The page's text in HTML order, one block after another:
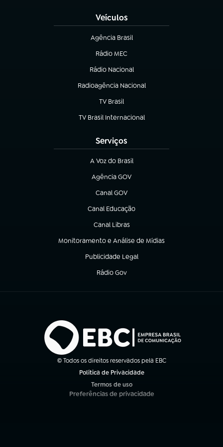
Veículos
Agência Brasil
(abre em nova aba)
Rádio MEC
(abre em nova aba)
Rádio Nacional
Radioagência Nacional
(abre em nova aba)
TV Brasil
(abre em nova aba)
TV Brasil Internacional
(abre em nova aba)
Serviços
A Voz do Brasil
(abre em nova aba)
Agência GOV
(abre em nova aba)
Canal GOV
(abre em nova aba)
Canal Educação
(abre em nova aba)
Canal Libras
(abre em nova aba)
Monitoramento e Análise de Mídias
(abre em nova aba)
Publicidade Legal
(abre em nova aba)
Rádio Gov
(abre em nova aba)
© Todos os direitos reservados pela EBC
Política de Privacidade
Termos de uso
(abre em nova aba)
Preferências de privacidade